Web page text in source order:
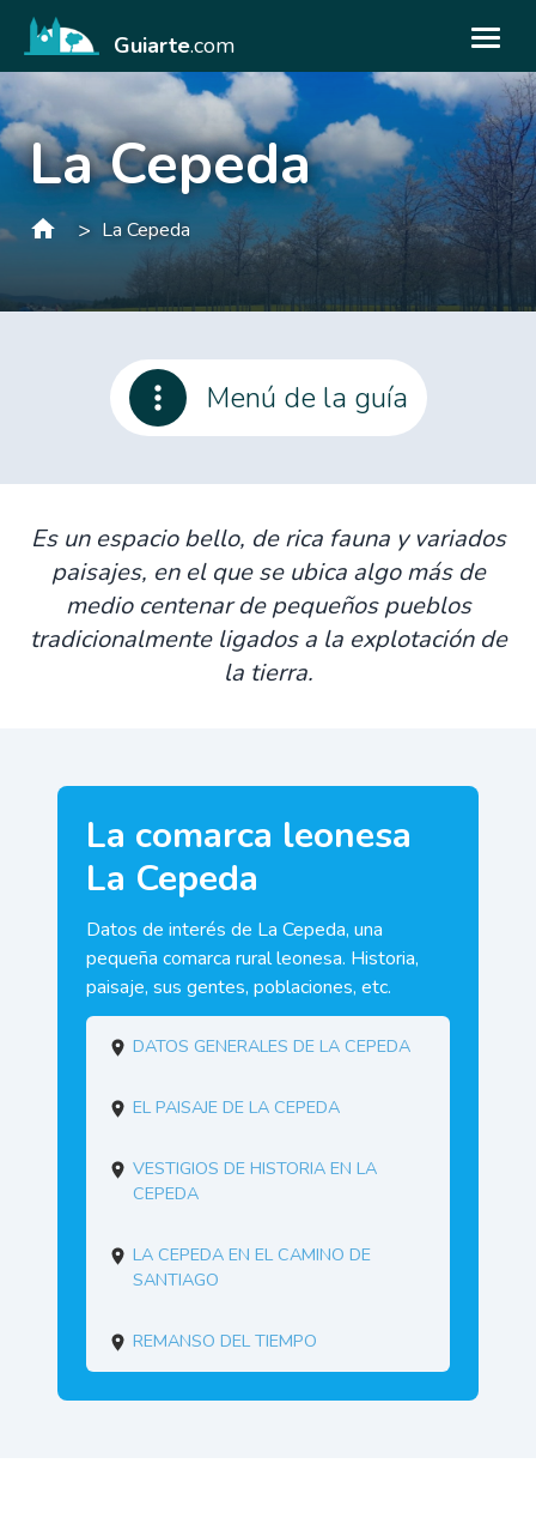
Guiarte.com
La Cepeda
> La Cepeda
Menú de la guía
Es un espacio bello, de rica fauna y variados
paisajes, en el que se ubica algo más de
medio centenar de pequeños pueblos
tradicionalmente ligados a la explotación de
la tierra.
La comarca leonesa
La Cepeda
Datos de interés de La Cepeda, una
pequeña comarca rural leonesa. Historia,
paisaje, sus gentes, poblaciones, etc.
Datos generales de La Cepeda
El paisaje de La Cepeda
Vestigios de historia en La
Cepeda
La Cepeda en el Camino de
Santiago
Remanso del tiempo